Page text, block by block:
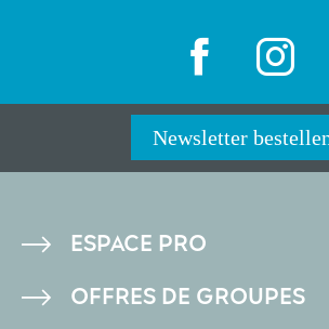
Newsletter
PIED
DE
ESPACE PRO
OFFRES DE GROUPES